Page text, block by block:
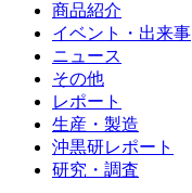
商品紹介
イベント・出来事
ニュース
その他
レポート
生産・製造
沖黒研レポート
研究・調査